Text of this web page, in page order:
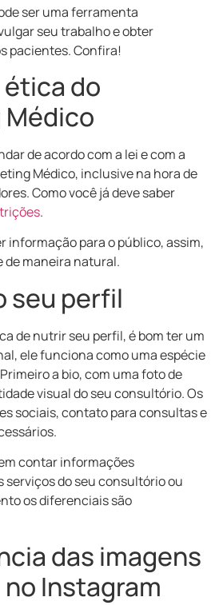
ser uma ferramenta
seu trabalho e obter
pacientes. Confira!
do
de acordo com a lei e com a
Médico, inclusive na hora de
Como você já deve saber
.
informação para o público, assim,
de maneira natural.
seu perfil
de nutrir seu perfil, é bom ter um
ele funciona como uma espécie
a bio, com uma foto de
visual do seu consultório. Os
sociais, contato para consultas e
contar informações
serviços do seu consultório ou
os diferenciais são
das imagens
Instagram